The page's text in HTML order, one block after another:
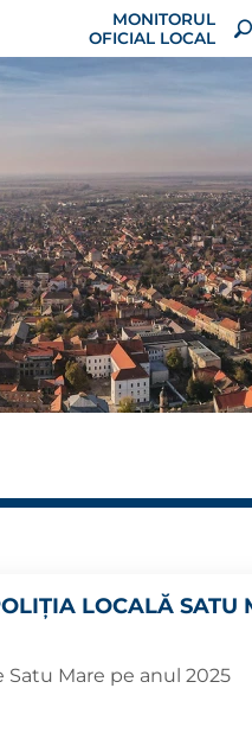
MONITORUL
OFICIAL LOCAL
LOCALĂ SATU
Mare pe anul 2025